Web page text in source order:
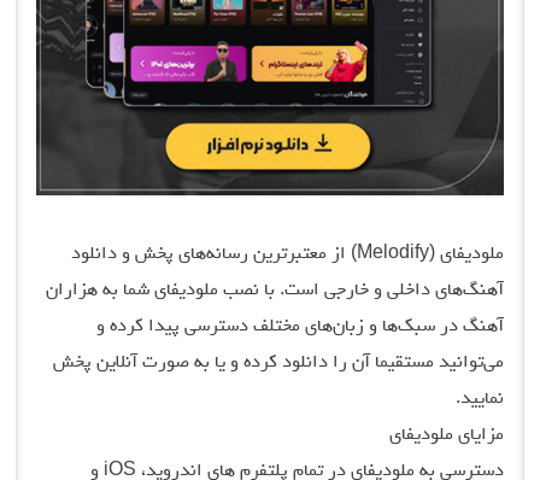
ملودیفای (Melodify) از معتبرترین رسانه‌های پخش و دانلود
آهنگ‌های داخلی و خارجی است. با نصب ملودیفای شما به هزاران
آهنگ در سبک‌ها و زبان‌های مختلف دسترسی پیدا کرده و
می‌توانید مستقیما آن را دانلود کرده و یا به صورت آنلاین پخش
نمایید.
مزایای ملودیفای
دسترسی به ملودیفای در تمام پلتفرم های اندروید، iOS و